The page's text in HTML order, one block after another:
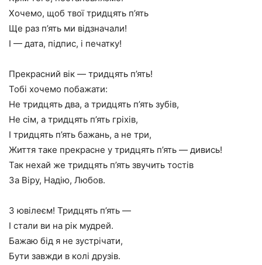
Хочемо, щоб твої тридцять п’ять
Ще раз п’ять ми відзначали!
І — дата, підпис, і печатку!
Прекрасний вік — тридцять п’ять!
Тобі хочемо побажати:
Не тридцять два, а тридцять п’ять зубів,
Не сім, а тридцять п’ять гріхів,
І тридцять п’ять бажань, а не три,
Життя таке прекрасне у тридцять п’ять — дивись!
Так нехай же тридцять п’ять звучить тостів
За Віру, Надію, Любов.
З ювілеєм! Тридцять п’ять —
І стали ви на рік мудрей.
Бажаю бід я не зустрічати,
Бути завжди в колі друзів.